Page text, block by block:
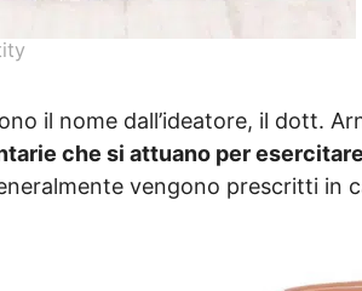
il nome dall’ideatore, il dott.
che si attuano per
vengono prescritti in